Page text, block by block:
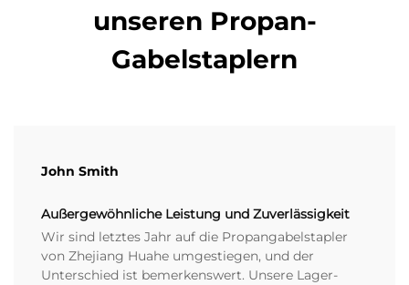
unseren Propan-
Gabelstaplern
John Smith
Außergewöhnliche Leistung und Zuverlässigkeit
Wir sind letztes Jahr auf die Propangabelstapler
von Zhejiang Huahe umgestiegen, und der
Unterschied ist bemerkenswert. Unsere Lager-